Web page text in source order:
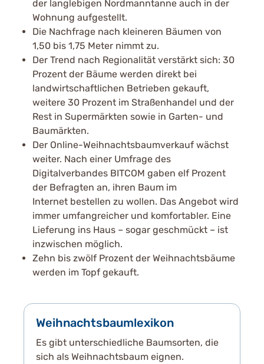
der langlebigen Nordmanntanne auch in der
Wohnung aufgestellt.
Die Nachfrage nach kleineren Bäumen von
1,50 bis 1,75 Meter nimmt zu.
Der Trend nach Regionalität verstärkt sich: 30
Prozent der Bäume werden direkt bei
landwirtschaftlichen Betrieben gekauft,
weitere 30 Prozent im Straßenhandel und der
Rest in Supermärkten sowie in Garten- und
Baumärkten.
Der Online-Weihnachtsbaumverkauf wächst
weiter. Nach einer Umfrage des
Digitalverbandes BITCOM gaben elf Prozent
der Befragten an, ihren Baum im
Internet bestellen zu wollen. Das Angebot wird
immer umfangreicher und komfortabler. Eine
Lieferung ins Haus – sogar geschmückt – ist
inzwischen möglich.
Zehn bis zwölf Prozent der Weihnachtsbäume
werden im Topf gekauft.
Weihnachtsbaumlexikon
Es gibt unterschiedliche Baumsorten, die
sich als Weihnachtsbaum eignen.